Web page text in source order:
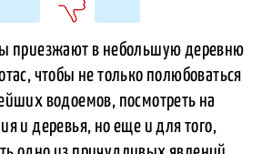
приезжают в небольшую деревню
чтобы не только полюбоваться
водоемов, посмотреть на
и деревья, но еще и для того,